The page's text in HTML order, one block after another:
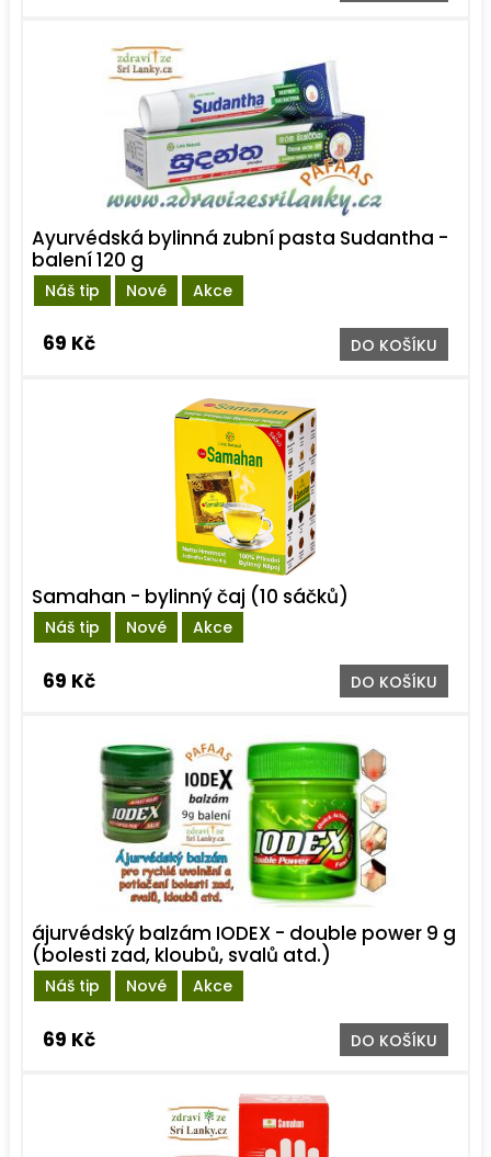
Náš tip Nové Akce
Ayurvédská bylinná zubní pasta Sudantha -
balení 120 g
69 Kč DO KOŠÍKU
Náš tip Nové Akce
Samahan - bylinný čaj (10 sáčků)
69 Kč DO KOŠÍKU
Náš tip Nové Akce
ájurvédský balzám IODEX - double power 9 g
(bolesti zad, kloubů, svalů atd.)
69 Kč DO KOŠÍKU